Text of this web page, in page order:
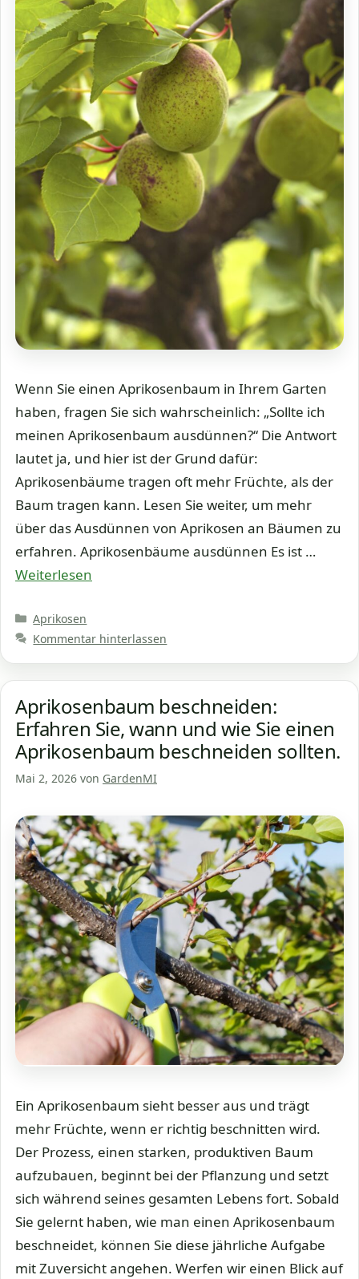
Wenn Sie einen Aprikosenbaum in Ihrem Garten
haben, fragen Sie sich wahrscheinlich: „Sollte ich
meinen Aprikosenbaum ausdünnen?“ Die Antwort
lautet ja, und hier ist der Grund dafür:
Aprikosenbäume tragen oft mehr Früchte, als der
Baum tragen kann. Lesen Sie weiter, um mehr
über das Ausdünnen von Aprikosen an Bäumen zu
erfahren. Aprikosenbäume ausdünnen Es ist …
Weiterlesen
Kategorien
Aprikosen
Kommentar hinterlassen
Aprikosenbaum beschneiden:
Erfahren Sie, wann und wie Sie einen
Aprikosenbaum beschneiden sollten.
Mai 2, 2026 von GardenMI
Ein Aprikosenbaum sieht besser aus und trägt
mehr Früchte, wenn er richtig beschnitten wird.
Der Prozess, einen starken, produktiven Baum
aufzubauen, beginnt bei der Pflanzung und setzt
sich während seines gesamten Lebens fort. Sobald
Sie gelernt haben, wie man einen Aprikosenbaum
beschneidet, können Sie diese jährliche Aufgabe
mit Zuversicht angehen. Werfen wir einen Blick auf